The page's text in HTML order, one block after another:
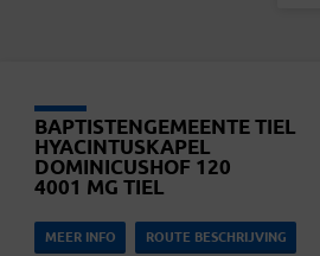
BAPTISTENGEMEENTE TIEL
HYACINTUSKAPEL
DOMINICUSHOF 120
4001 MG TIEL
MEER INFO ROUTE BESCHRIJVING